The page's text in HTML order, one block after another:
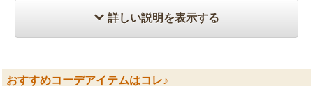
詳しい説明を表示する
おすすめコーデアイテムはコレ♪